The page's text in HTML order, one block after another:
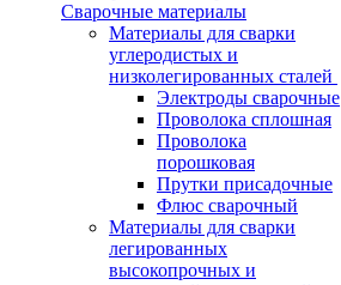
Сварочные материалы
Материалы для сварки
углеродистых и
низколегированных сталей
Электроды сварочные
Проволока сплошная
Проволока
порошковая
Прутки присадочные
Флюс сварочный
Материалы для сварки
легированных
высокопрочных и